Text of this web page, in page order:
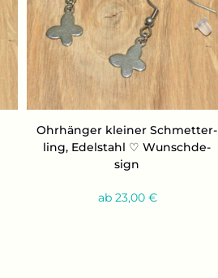
Ohr­hän­ger klei­ner Schmet­ter­
ling, Edel­stahl ♡ Wunsch­de­
sign
ab 23,00 €